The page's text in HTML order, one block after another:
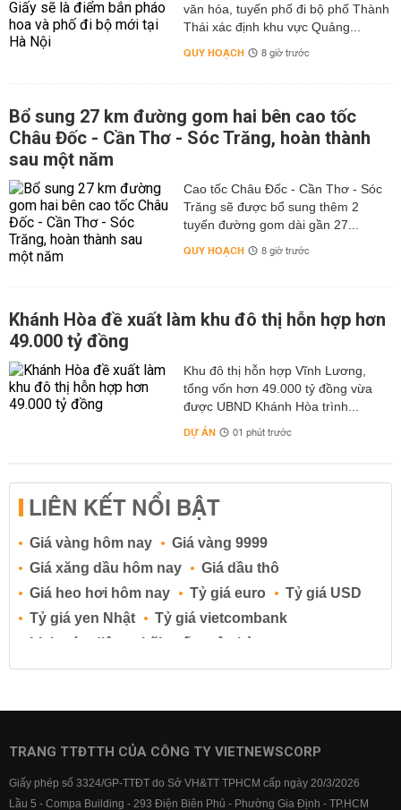
văn hóa, tuyến phố đi bộ phố Thành
Thái xác định khu vực Quảng...
QUY HOẠCH 8 giờ trước
Bổ sung 27 km đường gom hai bên cao tốc
Châu Đốc - Cần Thơ - Sóc Trăng, hoàn thành
sau một năm
Cao tốc Châu Đốc - Cần Thơ - Sóc
Trăng sẽ được bổ sung thêm 2
tuyến đường gom dài gần 27...
QUY HOẠCH 8 giờ trước
Khánh Hòa đề xuất làm khu đô thị hỗn hợp hơn
49.000 tỷ đồng
Khu đô thị hỗn hợp Vĩnh Lương,
tổng vốn hơn 49.000 tỷ đồng vừa
được UBND Khánh Hòa trình...
DỰ ÁN 01 phút trước
LIÊN KẾT NỔI BẬT
Giá vàng hôm nay
Giá vàng 9999
Giá xăng dầu hôm nay
Giá dầu thô
Giá heo hơi hôm nay
Tỷ giá euro
Tỷ giá USD
Tỷ giá yen Nhật
Tỷ giá vietcombank
Lịch cúp điện
Lãi suất ngân hàng
Lãi suất tiết kiệm
Lãi suất tiền gửi
Lãi suất ngân hàng BIDV
Lãi suất ngân hàng Vietcombank
TRANG TTĐTTH CỦA CÔNG TY VIETNEWSCORP
Giấy phép số 3324/GP-TTĐT do Sở VH&TT TPHCM cấp ngày 20/3/2026
Lầu 5 - Compa Building - 293 Điện Biên Phủ - Phường Gia Định - TP.HCM